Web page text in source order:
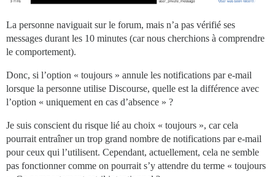
La personne naviguait sur le forum, mais n’a pas vérifié ses
messages durant les 10 minutes (car nous cherchions à comprendre
le comportement).
Donc, si l’option « toujours » annule les notifications par e-mail
lorsque la personne utilise Discourse, quelle est la différence avec
l’option « uniquement en cas d’absence » ?
Je suis conscient du risque lié au choix « toujours », car cela
pourrait entraîner un trop grand nombre de notifications par e-mail
pour ceux qui l’utilisent. Cependant, actuellement, cela ne semble
pas fonctionner comme on pourrait s’y attendre du terme « toujours